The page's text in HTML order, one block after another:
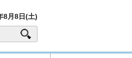
8月8日(土)